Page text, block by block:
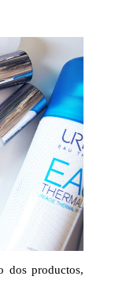
dos productos,